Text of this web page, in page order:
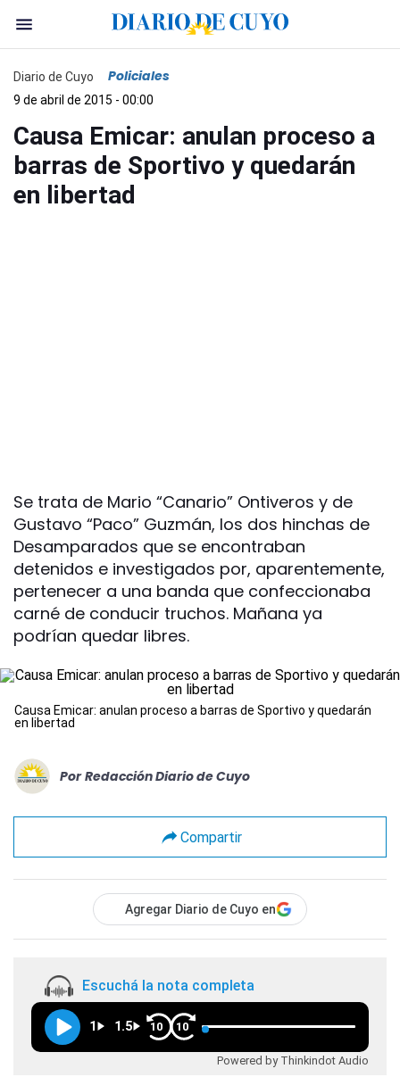
Diario de Cuyo Policiales
9 de abril de 2015 - 00:00
Causa Emicar: anulan proceso a
barras de Sportivo y quedarán
en libertad
Se trata de Mario “Canario” Ontiveros y de
Gustavo “Paco” Guzmán, los dos hinchas de
Desamparados que se encontraban
detenidos e investigados por, aparentemente,
pertenecer a una banda que confeccionaba
carné de conducir truchos. Mañana ya
podrían quedar libres.
Causa Emicar: anulan proceso a barras de Sportivo y quedarán
en libertad
Por Redacción Diario de Cuyo
Compartir
Agregar Diario de Cuyo en
Escuchá la nota completa
1 1.5 10 10
Powered by Thinkindot Audio